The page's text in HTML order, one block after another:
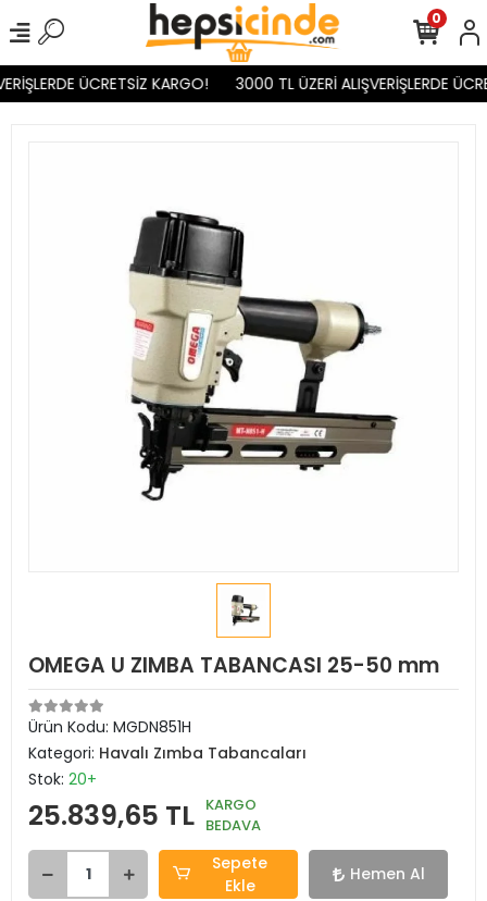
ÜCRETSİZ KARGO! 3000 TL ÜZERİ ALIŞVERİŞLERDE
0
OMEGA U ZIMBA TABANCASI 25-50 mm
Ürün Kodu: MGDN851H
Kategori: Havalı Zımba Tabancaları
Stok: 20+
25.839,65 TL KARGO
BEDAVA
Sepete
Ekle
Hemen Al